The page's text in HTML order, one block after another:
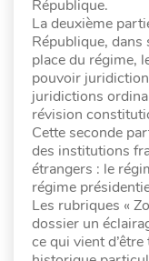
République.
La deuxième
République, dans
place du régime,
pouvoir
juridictions
révision
Cette seconde
des institutions
étrangers : le
régime
Les rubriques «
dossier un
ce qui vient